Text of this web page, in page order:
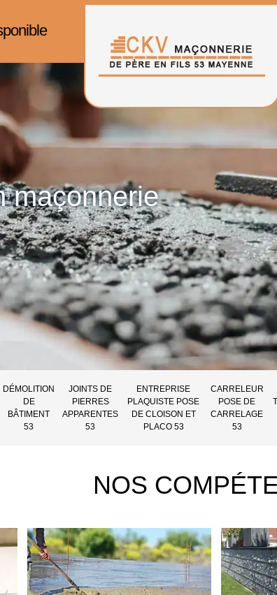
maçonnerie
DÉMOLITION
DE
BÂTIMENT
53
JOINTS DE
PIERRES
APPARENTES
53
ENTREPRISE
PLAQUISTE POSE
DE CLOISON ET
PLACO 53
CARRELEUR
POSE DE
CARRELAGE
53
NOS